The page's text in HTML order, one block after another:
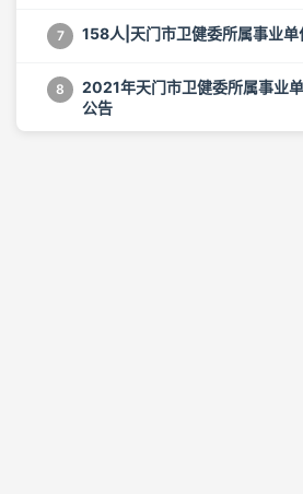
7 158人|天门市卫健委所属事业单
8
2021年天门市卫健委所属事业
公告